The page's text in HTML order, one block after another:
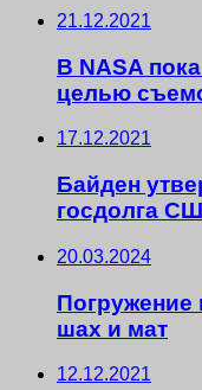
21.12.2021
В NASA
целью
17.12.2021
Байден
госдолга
20.03.2024
шах и мат
12.12.2021